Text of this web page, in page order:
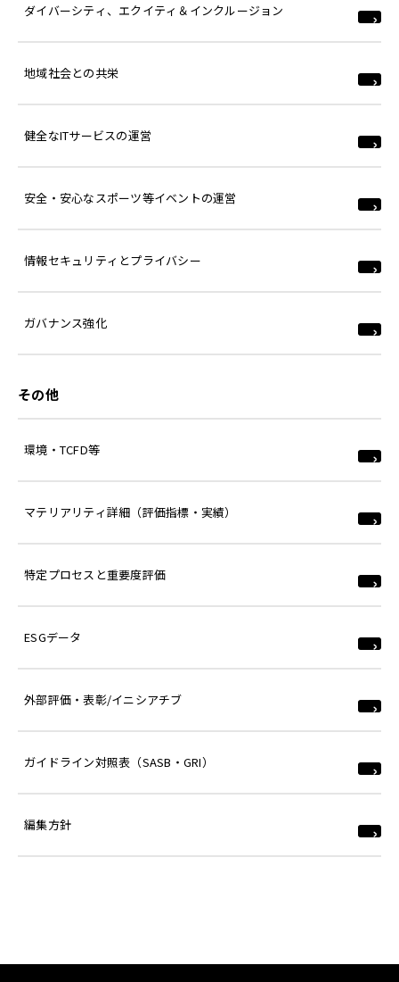
ダイバーシティ、エクイティ＆インクルージョン
地域社会との共栄
健全なITサービスの運営
安全・安心なスポーツ等イベントの運営
情報セキュリティとプライバシー
ガバナンス強化
その他
環境・TCFD等
マテリアリティ詳細（評価指標・実績）
特定プロセスと重要度評価
ESGデータ
外部評価・表彰/イニシアチブ
ガイドライン対照表（SASB・GRI）
編集方針